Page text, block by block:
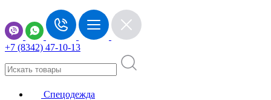
+7 (8342) 47-10-13
Спецодежда